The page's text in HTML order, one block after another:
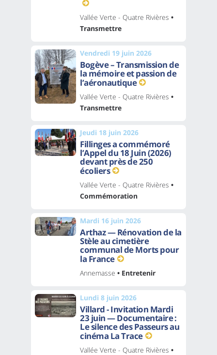
Vallée Verte - Quatre Rivières •
Transmettre
Vendredi 19 juin 2026
Bogève – Transmission de
la mémoire et passion de
l’aéronautique
Vallée Verte - Quatre Rivières •
Transmettre
Jeudi 18 juin 2026
Fillinges a commémoré
l’Appel du 18 Juin (2026)
devant près de 250
écoliers
Vallée Verte - Quatre Rivières •
Commémoration
Mardi 16 juin 2026
Arthaz — Rénovation de la
Stèle au cimetière
communal de Morts pour
la France
Annemasse • Entretenir
Lundi 8 juin 2026
Villard - Invitation Mardi
23 juin — Documentaire :
Le silence des Passeurs au
cinéma La Trace
Vallée Verte - Quatre Rivières •